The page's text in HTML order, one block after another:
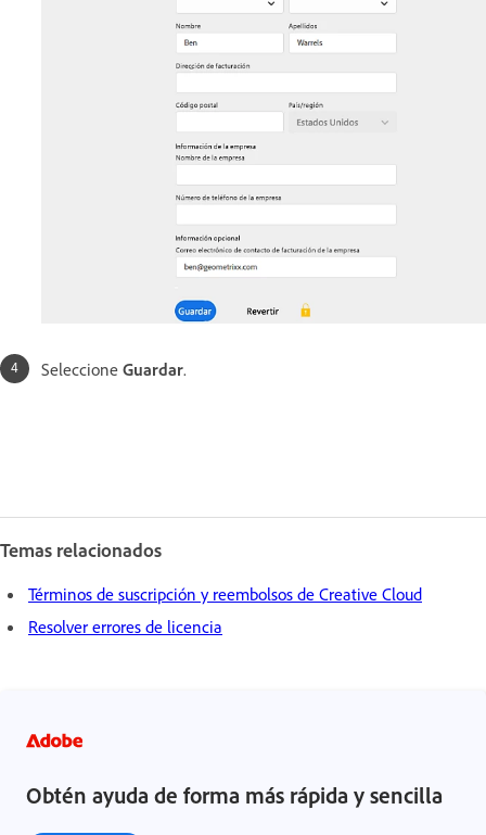
Seleccione Guardar.
Temas relacionados
Términos de suscripción y reembolsos de Creative Cloud
Resolver errores de licencia
Obtén ayuda de forma más rápida y sencilla